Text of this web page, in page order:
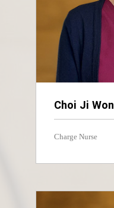
Choi Ji Won
Charge Nurse